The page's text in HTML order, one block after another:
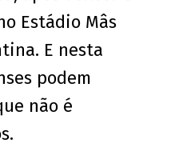
Estádio Mâs
E nesta
podem
não é